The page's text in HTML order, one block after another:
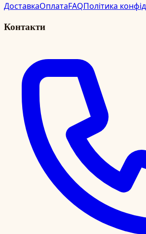
ДоставкаОплатаFAQПолітика
Контакти